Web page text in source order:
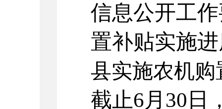
信息公开工
置补贴实施
县实施农机
截止6月 30 日